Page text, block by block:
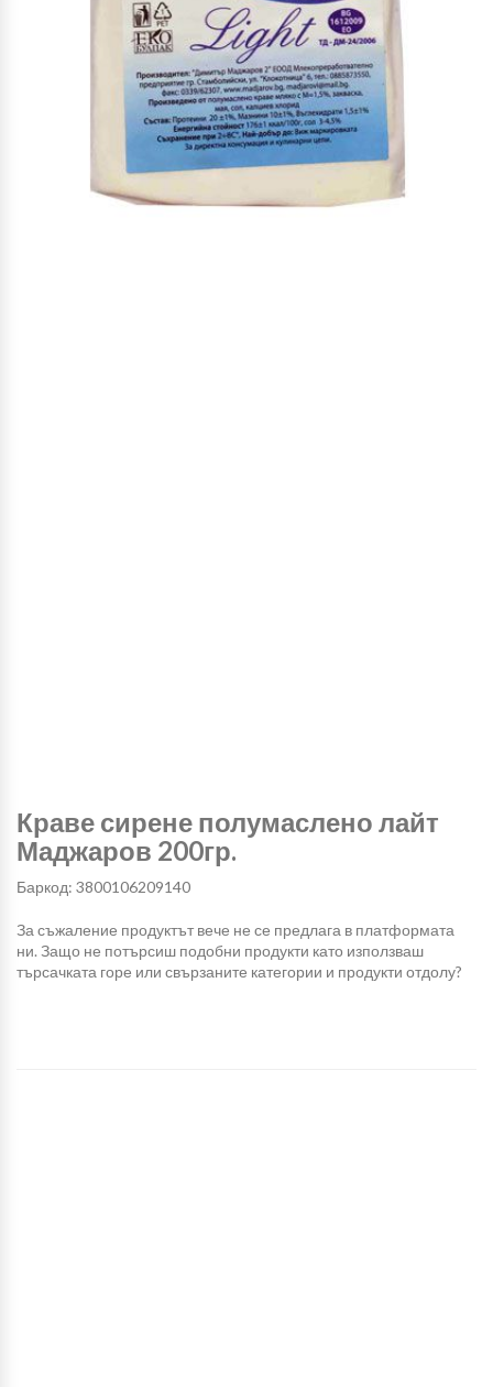
Краве сирене полумаслено лайт
Маджаров 200гр.
Баркод: 3800106209140
За съжаление продуктът вече не се предлага в платформата
ни. Защо не потърсиш подобни продукти като използваш
търсачката горе или свързаните категории и продукти отдолу?